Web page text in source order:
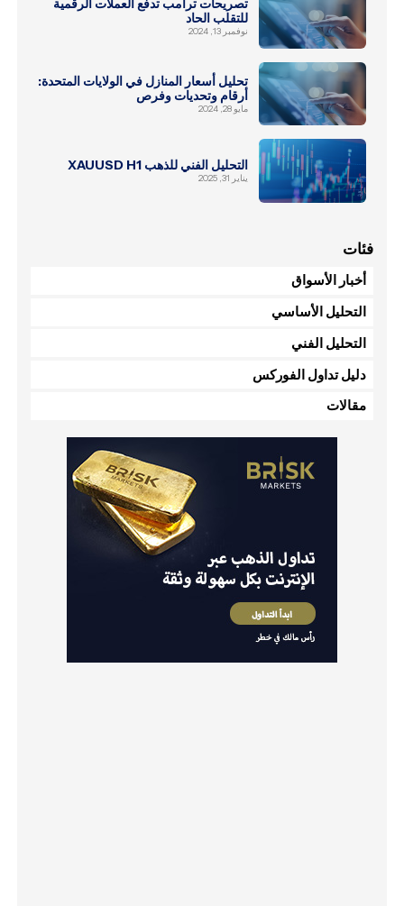
تصريحات ترامب تدفع العملات الرقمية
للتقلب الحاد
نوفمبر 13, 2024
تحليل أسعار المنازل في الولايات المتحدة:
أرقام وتحديات وفرص
مايو 28, 2024
التحليل الفني للذهب XAUUSD H1
يناير 31, 2025
فئات
أخبار الأسواق
التحليل الأساسي
التحليل الفني
دليل تداول الفوركس
مقالات